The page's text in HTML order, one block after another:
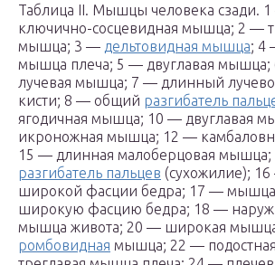
Таблица II. Мышцы человека сзади.
ключично-сосцевидная мышца; 2 —
мышца; 3 — дельтовидная мышца; 4
мышца плеча; 5 — двуглавая мышца;
лучевая мышца; 7 — длинный
кисти; 8 — общий разгибатель
ягодичная мышца; 10 — двуглавая
икроножная мышца; 12 —
15 — длинная малоберцовая
разгибатель пальцев (сухожилие); 16
широкой фасции бедра; 17 —
широкую фасцию бедра; 18 —
мышца живота; 20 — широкая
ромбовидная мышца; 22 —